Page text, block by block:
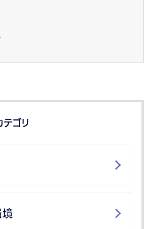
テゴリ
境